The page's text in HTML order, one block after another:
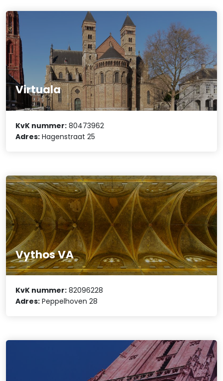
Virtuala
KvK nummer: 80473962
Adres: Hagenstraat 25
Vythos VA
KvK nummer: 82096228
Adres: Peppelhoven 28